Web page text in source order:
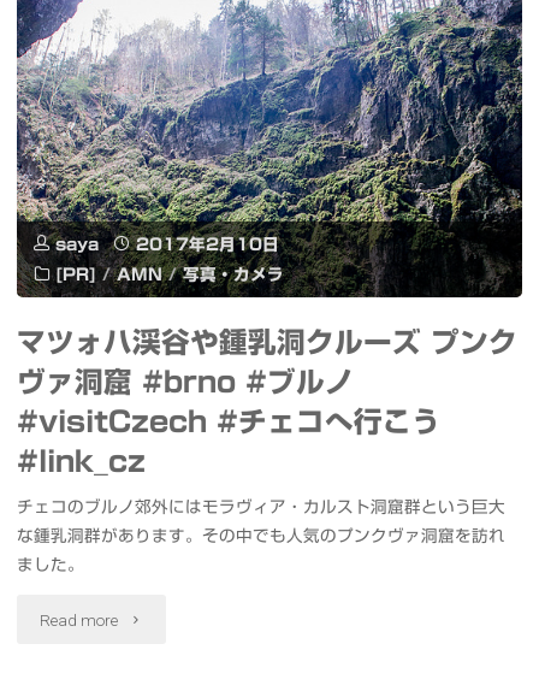
saya
2017年2月10日
[PR] / AMN / 写真・カメラ
マツォハ渓谷や鍾乳洞クルーズ プンク
ヴァ洞窟 #brno #ブルノ
#visitCzech #チェコへ行こう
#link_cz
チェコのブルノ郊外にはモラヴィア・カルスト洞窟群という巨大
な鍾乳洞群があります。その中でも人気のプンクヴァ洞窟を訪れ
ました。
Read more "マ